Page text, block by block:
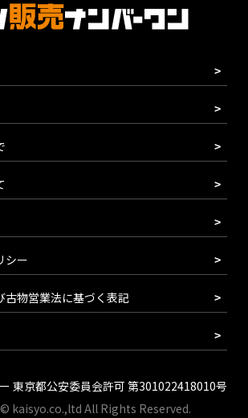
シー
古物営業法に基づく表記
東京都公安委員会許可 第301022418010号
kaisyo.co.,ltd All Rights Reserved.